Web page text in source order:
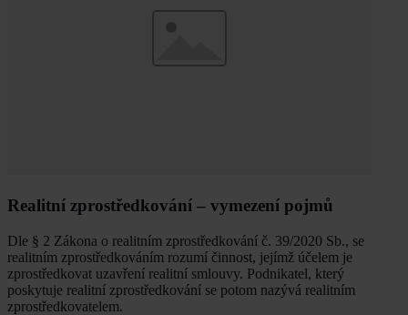
Realitní zprostředkování – vymezení pojmů
Dle § 2 Zákona o realitním zprostředkování č. 39/2020 Sb., se
realitním zprostředkováním rozumí činnost, jejímž účelem je
zprostředkovat uzavření realitní smlouvy. Podnikatel, který
poskytuje realitní zprostředkování se potom nazývá realitním
zprostředkovatelem.